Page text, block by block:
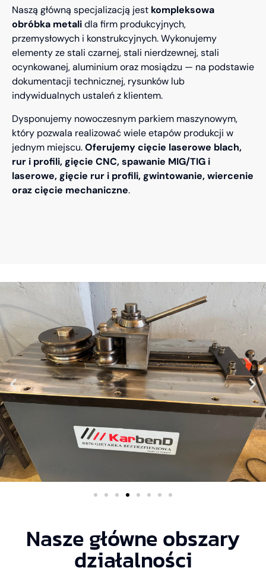
Naszą główną specjalizacją jest kompleksowa
obróbka metalidla firm produkcyjnych,
przemysłowych i konstrukcyjnych. Wykonujemy
elementy ze stali czarnej, stali nierdzewnej, stali
ocynkowanej, aluminium oraz mosiądzu — na podstawie
dokumentacji technicznej, rysunków lub
indywidualnych ustaleń z klientem.
Dysponujemy nowoczesnym parkiem maszynowym,
który pozwala realizować wiele etapów produkcji w
jednym miejscu.Oferujemy cięcie laserowe blach,
rur i profili, gięcie CNC, spawanie MIG/TIG i
laserowe, gięcie rur i profili, gwintowanie, wiercenie
oraz cięcie mechaniczne.
Nasze główne obszary
działalności